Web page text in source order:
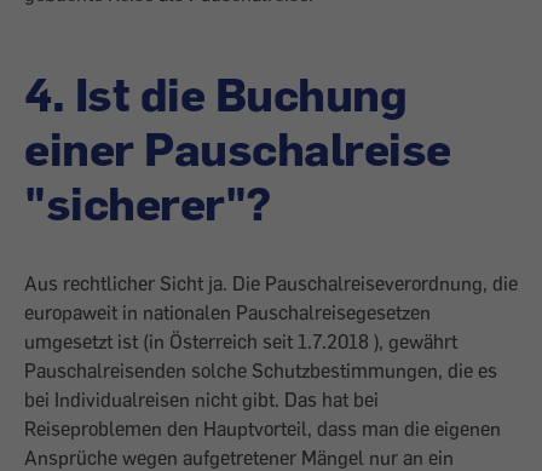
4. Ist die Buchung
einer Pauschalreise
"sicherer"?
Aus rechtlicher Sicht ja. Die Pauschalreiseverordnung, die
europaweit in nationalen Pauschalreisegesetzen
umgesetzt ist (in Österreich seit 1.7.2018 ), gewährt
Pauschalreisenden solche Schutzbestimmungen, die es
bei Individualreisen nicht gibt. Das hat bei
Reiseproblemen den Hauptvorteil, dass man die eigenen
Ansprüche wegen aufgetretener Mängel nur an ein